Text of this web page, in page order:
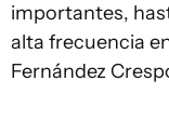
importantes,
alta frecuencia
Fernández